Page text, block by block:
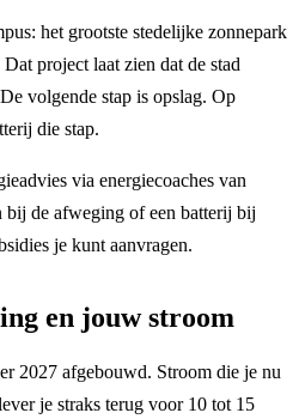
het grootste stedelijke zonnepark
project laat zien dat de stad
volgende stap is opslag. Op
die stap.
via energiecoaches van
de afweging of een batterij bij
je kunt aanvragen.
en jouw stroom
2027 afgebouwd. Stroom die je nu
je straks terug voor 10 tot 15